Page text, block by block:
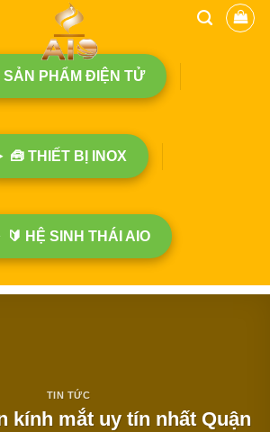
SẢN PHẨM ĐIỆN TỬ
🧰 THIẾT BỊ INOX
🔰 HỆ SINH THÁI AIO
TIN TỨC
kính mắt uy tín nhất Quận